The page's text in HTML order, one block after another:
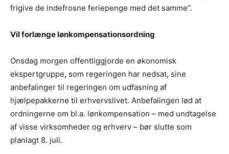
frigive de indefrosne feriepenge med det samme”.
Vil forlænge lønkompensationsordning
Onsdag morgen offentliggjorde en økonomisk
ekspertgruppe, som regeringen har nedsat, sine
anbefalinger til regeringen om udfasning af
hjælpepakkerne til erhvervslivet. Anbefalingen lød at
ordningerne om bl.a. lønkompensation – med undtagelse
af visse virksomheder og erhverv – bør slutte som
planlagt 8. juli.